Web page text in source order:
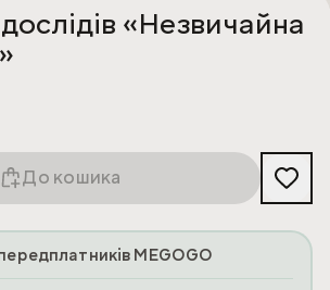
«Незвичайна
До кошика
MEGOGO